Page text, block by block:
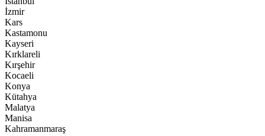
İzmir
Kars
Kastamonu
Kayseri
Kırklareli
Kırşehir
Kocaeli
Konya
Kütahya
Malatya
Manisa
Kahramanmaraş